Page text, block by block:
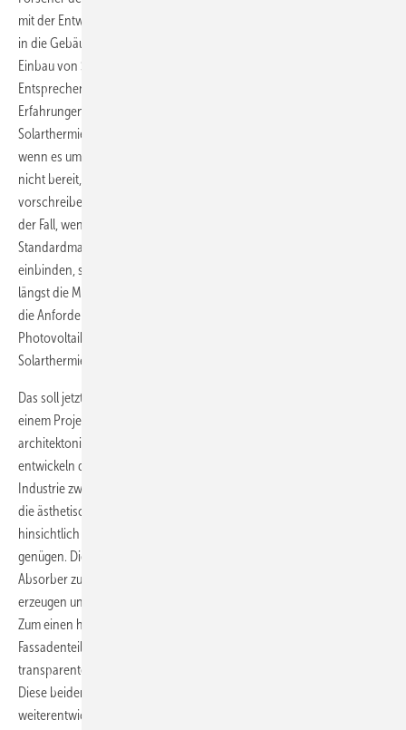
mit der Entwicklung von solarthermischen Kollektoren begonnen, die
in die Gebäudehülle integriert werden können. Grundsätzlich ist der
Einbau von Solarwärmekollektoren in die Fassade keine neue Idee.
Entsprechende Versuche und Projekte gibt es schon länger und die
Erfahrungen mit den Erträgen sind gut. Doch auch die
Solarthermiebranche hat das gleiche Problem wie die Photovoltaik,
wenn es um die integration in die Fassade geht: Die Architekten sind
nicht bereit, sich von den Kollektor- oder Modulherstellern
vorschreiben zu lassen, wie die Fassade aussehen kann. Das ist aber
der Fall, wenn sie herkömmliche Kollektoren oder Module mit
Standardmaßen und mit Standarddesign in die Gebäudehülle
einbinden, so energetisch sinnvoll das auch sein kann. Es gibt zwar
längst die Möglichkeit der Sonderanfertigung von Paneelen, um auf
die Anforderungen der Architekten zu reagieren. Hier ist die
Photovoltaikbranche schon sehr weit vorangekommen. Doch die
Solarthermiebranche tut sich da immer noch schwer.
Das soll jetzt anders werden. Das ist zumindest das Ziel von ArKol,
einem Projekt von Fraunhofer ISE. ArKol steht dabei für
architektonisch integrierte Fassadenkollektoren mit Heat Pipes. Aktuell
entwickeln die Forscher zusammen mit zwei Partnern aus der
Industrie zwei Fassadenkollektoren für die solare Wärmeerzeugung,
die ästhetisch hochwertig sind und den Ansprüchen der Architekten
hinsichtlich der Gestaltungsfreiheit und ästhetischen Vorgaben
genügen. Die Herausforderung dabei ist, einen entsprechenden
Absorber zu entwickeln, der effizient genug ist, um viel Solarwärme zu
erzeugen und den Kollektor in das Hausenergiesystem einzubinden.
Zum einen handelt es sich dabei um einen Streifenkollektor für opake
Fassadenteile und zum anderen um eine solarthermische Jalousie für
transparente Teile der Fassade, also für die Fenster- und Glasflächen.
Diese beiden Kollektoren sollen jetzt bis zur Anwendungsreife
weiterentwickelt werden.